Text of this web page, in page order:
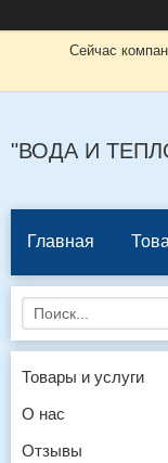
Сейчас
"ВОДА И
Главная
Товары и услуги
О нас
Отзывы